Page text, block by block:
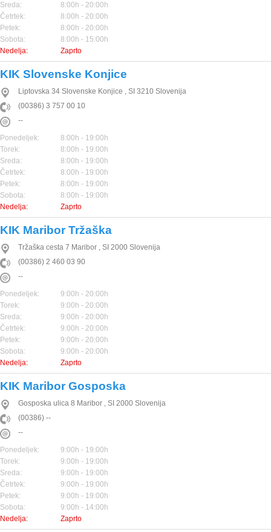
Sreda:
8:00h - 20:00h
Četrtek:
8:00h - 20:00h
Petek:
8:00h - 20:00h
Sobota:
8:00h - 15:00h
Nedelja:
Zaprto
KIK Slovenske Konjice
Liptovska 34 Slovenske Konjice , SI 3210 Slovenija
(00386) 3 757 00 10
--
Ponedeljek:
8:00h - 19:00h
Torek:
8:00h - 19:00h
Sreda:
8:00h - 19:00h
Četrtek:
8:00h - 19:00h
Petek:
8:00h - 19:00h
Sobota:
8:00h - 19:00h
Nedelja:
Zaprto
KIK Maribor Tržaška
Tržaška cesta 7 Maribor , SI 2000 Slovenija
(00386) 2 460 03 90
--
Ponedeljek:
9:00h - 20:00h
Torek:
9:00h - 20:00h
Sreda:
9:00h - 20:00h
Četrtek:
9:00h - 20:00h
Petek:
9:00h - 20:00h
Sobota:
9:00h - 20:00h
Nedelja:
Zaprto
KIK Maribor Gosposka
Gosposka ulica 8 Maribor , SI 2000 Slovenija
(00386) --
--
Ponedeljek:
9:00h - 19:00h
Torek:
9:00h - 19:00h
Sreda:
9:00h - 19:00h
Četrtek:
9:00h - 19:00h
Petek:
9:00h - 19:00h
Sobota:
9:00h - 14:00h
Nedelja:
Zaprto